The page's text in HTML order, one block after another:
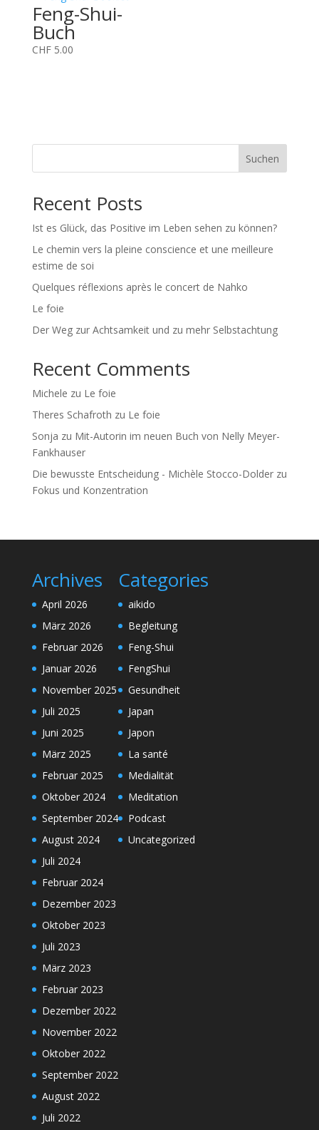
Feng-Shui-
Buch
CHF5.00
Suchen
Recent Posts
Ist es Glück, das Positive im Leben sehen zu können?
Le chemin vers la pleine conscience et une meilleure
estime de soi
Quelques réflexions après le concert de Nahko
Le foie
Der Weg zur Achtsamkeit und zu mehr Selbstachtung
Recent Comments
Michele zu Le foie
Theres Schafroth zu Le foie
Sonja zu Mit-Autorin im neuen Buch von Nelly Meyer-
Fankhauser
Die bewusste Entscheidung - Michèle Stocco-Dolderzu
Fokus und Konzentration
Archives
April 2026
März 2026
Februar 2026
Januar 2026
November 2025
Juli 2025
Juni 2025
März 2025
Februar 2025
Oktober 2024
September 2024
August 2024
Juli 2024
Februar 2024
Dezember 2023
Oktober 2023
Juli 2023
März 2023
Februar 2023
Dezember 2022
November 2022
Oktober 2022
September 2022
August 2022
Juli 2022
Categories
aikido
Begleitung
Feng-Shui
FengShui
Gesundheit
Japan
Japon
La santé
Medialität
Meditation
Podcast
Uncategorized